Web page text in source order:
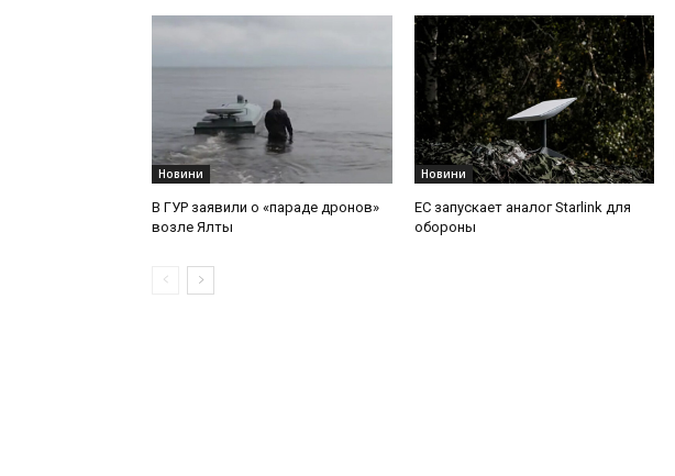
Новини
В ГУР заявили о «параде дронов»
возле Ялты
Новини
ЕС запускает аналог Starlink для
обороны